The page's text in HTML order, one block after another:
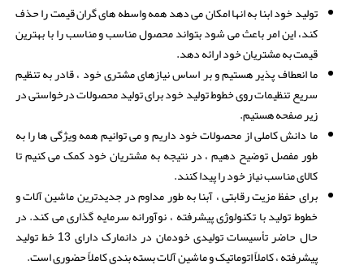
تولید خود ابنا به انها امکان می دهد همه واسطه های گران قیمت را حذف
کند، این امر باعث می شود بتواند محصول مناسب و مناسب را با بهترین
قیمت به مشتریان خود ارائه دهد.
ما انعطاف پذیر هستیم و بر اساس نیازهای مشتری خود ، قادر به تنظیم
سریع تنظیمات روی خطوط تولید خود برای تولید محصولات درخواستی در
زیر صفحه هستیم.
ما دانش کاملی از محصولات خود داریم و می توانیم همه ویژگی ها را به
طور مفصل توضیح دهیم ، در نتیجه به مشتریان خود کمک می کنیم تا
کالای مناسب نیاز خود را پیدا کنند.
برای حفظ مزیت رقابتی ، آبنا به طور مداوم در جدیدترین ماشین آلات و
خطوط تولید با تکنولوژی پیشرفته ، نوآورانه سرمایه گذاری می کند. در
حال حاضر تأسیسات تولیدی خودمان در دانمارک دارای 13 خط تولید
پیشرفته ، کاملاً اتوماتیک و ماشین آلات بسته بندی کاملاً حضوری است.